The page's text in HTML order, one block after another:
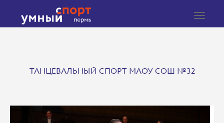
Toggle
ТАНЦЕВАЛЬНЫЙ СПОРТ МАОУ СОШ №32